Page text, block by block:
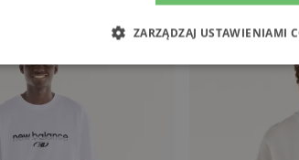
ZARZĄDZAJ USTAWIENIAMI